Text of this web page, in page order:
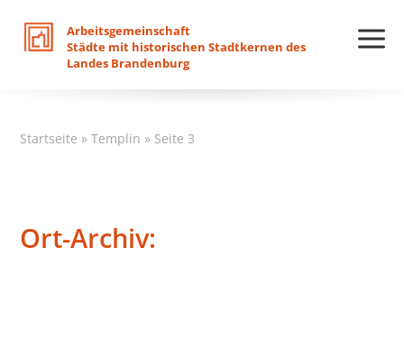
Arbeitsgemeinschaft
Städte mit historischen Stadtkernen des
Landes Brandenburg
Startseite »Templin » Seite 3
Ort-Archiv: